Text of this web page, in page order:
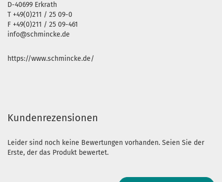
D-40699 Erkrath
T +49(0)211 / 25 09-0
F +49(0)211 / 25 09-461
info@schmincke.de
https://www.schmincke.de/
Kundenrezensionen
Leider sind noch keine Bewertungen vorhanden. Seien Sie der
Erste, der das Produkt bewertet.